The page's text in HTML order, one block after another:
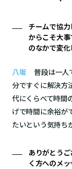
チームで協
からこそ大
のなかで変
八坂
普段は一人
分ですぐに解決方
代にくらべて時間
げで時間に余裕が
たいという気持ち
ありがとう
く方へのメッ